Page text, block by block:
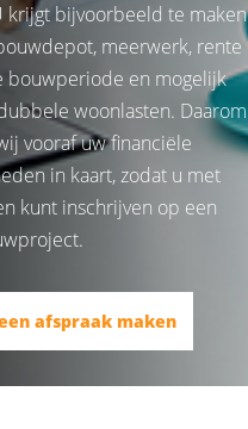
krijgt bijvoorbeeld te maken
meerwerk, rente
bouwperiode en mogelijk
woonlasten. Daarom
vooraf uw financiële
in kaart, zodat u met
kunt inschrijven op een
afspraak maken